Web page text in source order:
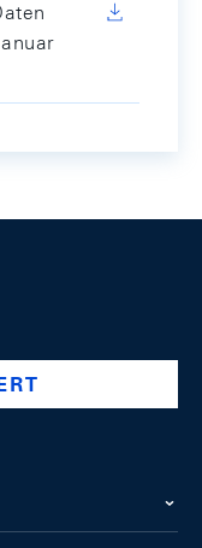
swiss-national-
@swissnationalbank